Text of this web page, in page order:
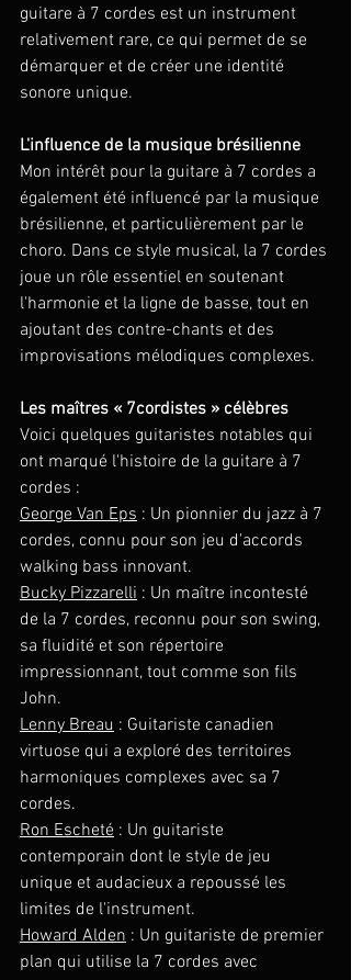
guitare à 7 cordes est un instrument
relativement rare, ce qui permet de se
démarquer et de créer une identité
sonore unique.
L'influence de la musique brésilienne
Mon intérêt pour la guitare à 7 cordes a
également été influencé par la musique
brésilienne, et particulièrement par le
choro. Dans ce style musical, la 7 cordes
joue un rôle essentiel en soutenant
l'harmonie et la ligne de basse, tout en
ajoutant des contre-chants et des
improvisations mélodiques complexes.
Les maîtres « 7cordistes » célèbres
Voici quelques guitaristes notables qui
ont marqué l'histoire de la guitare à 7
cordes :
George Van Eps : Un pionnier du jazz à 7
cordes, connu pour son jeu d'accords
walking bass innovant.
Bucky Pizzarelli : Un maître incontesté
de la 7 cordes, reconnu pour son swing,
sa fluidité et son répertoire
impressionnant, tout comme son fils
John.
Lenny Breau : Guitariste canadien
virtuose qui a exploré des territoires
harmoniques complexes avec sa 7
cordes.
Ron Escheté : Un guitariste
contemporain dont le style de jeu
unique et audacieux a repoussé les
limites de l'instrument.
Howard Alden : Un guitariste de premier
plan qui utilise la 7 cordes avec